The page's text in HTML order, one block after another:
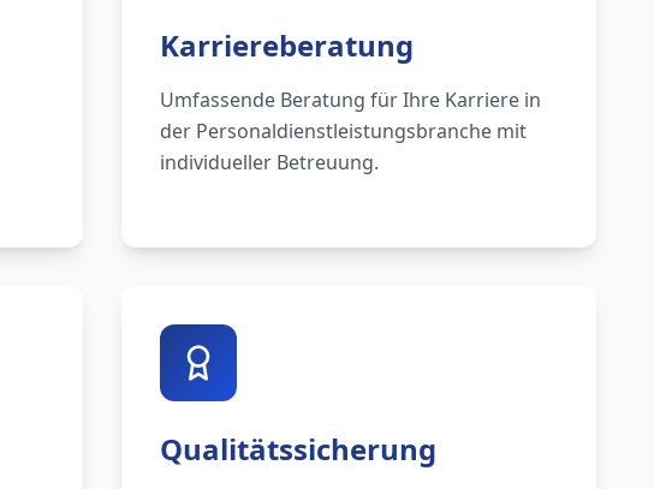
Karriereberatung
Umfassende Beratung für Ihre Karriere in
der Personaldienstleistungsbranche mit
individueller Betreuung.
Qualitätssicherung